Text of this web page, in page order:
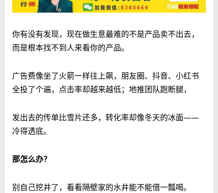
你有没有发现，现在做生意最难的不是产品卖不出去，
而是根本找不到人来看你的产品。
广告费像坐了火箭一样往上飙，朋友圈、抖音、小红书
全投了个遍，点击率却越来越低；地推团队跑断腿，
发出去的传单比雪片还多，转化率却像冬天的冰面——
冷得透底。
那怎么办？
别自己挖井了，看看隔壁家的水井能不能借一瓢喝。